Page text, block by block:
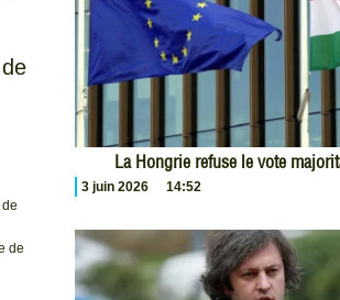
de
La Hongrie refuse le vote
3 juin 2026 14:52